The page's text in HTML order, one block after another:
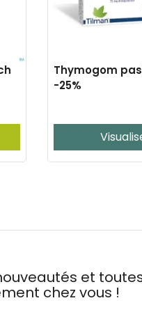
Thymogom
-25%
et
chez vous !